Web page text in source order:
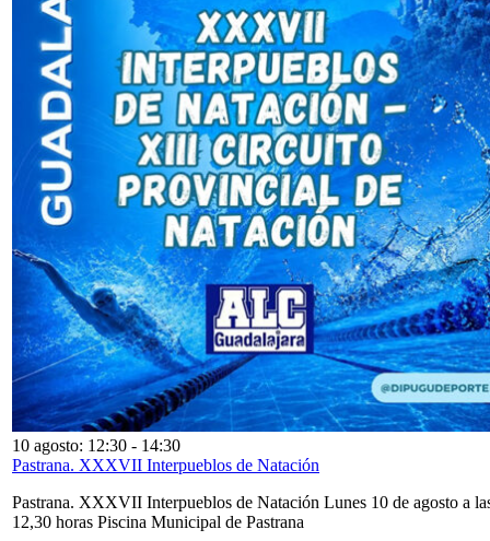
10 agosto: 12:30 - 14:30
Pastrana. XXXVII Interpueblos de Natación
Pastrana. XXXVII Interpueblos de Natación Lunes 10 de agosto a
12,30 horas Piscina Municipal de Pastrana